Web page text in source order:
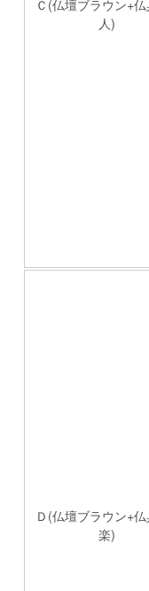
Ｃ(仏壇ブラウン+
人)
Ｄ(仏壇ブラウン+
楽)